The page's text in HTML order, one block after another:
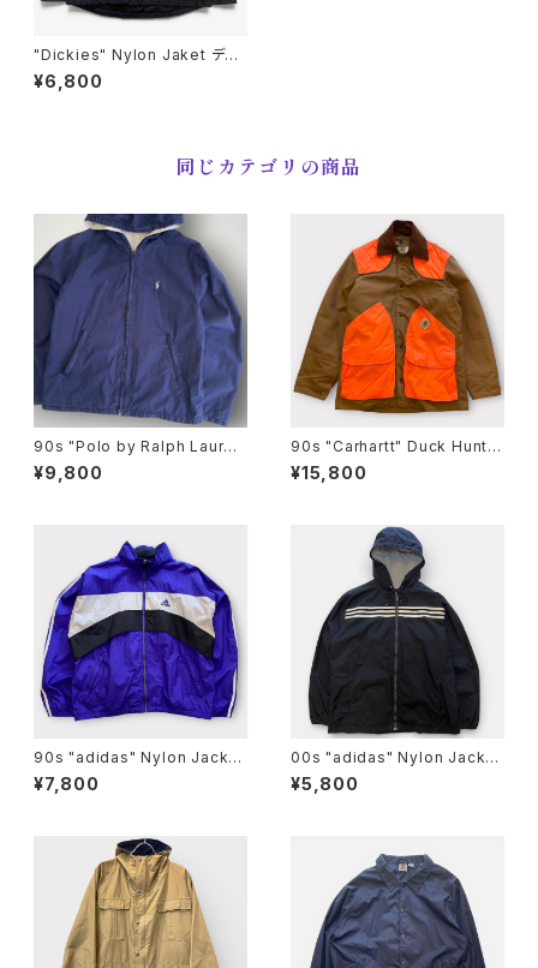
"Dickies" Nylon Jaket ディ
ッキーズ ナイロンジャケット
[M]
¥6,800
同じカテゴリの商品
90s "Polo by Ralph Laure
n" Reversible Hoodie Jack
et ポロ ラルフローレン リバー
¥9,800
90s "Carhartt" Duck Huntin
g Jacket カーハートダック ハ
ンティングジャケット[M]
¥15,800
90s "adidas" Nylon Jacket
アディダス ナイロン ジャケット
[L]
¥7,800
00s "adidas" Nylon Jacket
アディダス ナイロン ジャケット
[L]
¥5,800